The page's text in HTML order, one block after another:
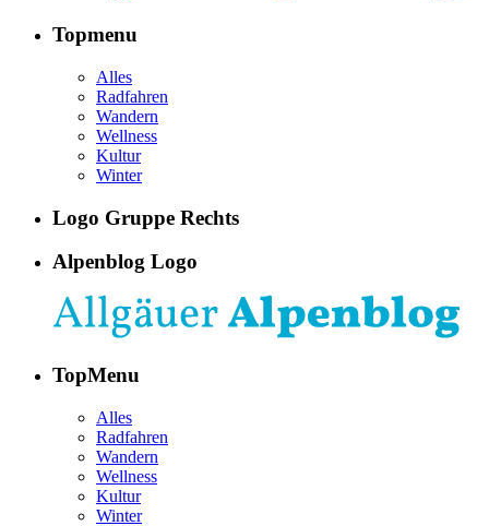
Topmenu
Alles
Radfahren
Wandern
Wellness
Kultur
Winter
Logo Gruppe Rechts
Alpenblog Logo
TopMenu
Alles
Radfahren
Wandern
Wellness
Kultur
Winter